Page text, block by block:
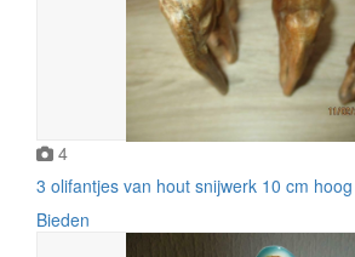
4
3 olifantjes van hout snijwerk 10 cm hoog
Bieden